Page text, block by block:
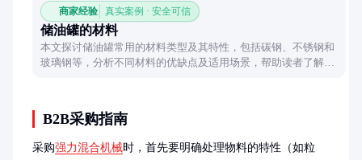
商家经验 真实案例 · 安全可信
储油罐的材料
本文探讨储油罐常用的材料类型及其特性，包括碳钢、不锈钢和
玻璃钢等，分析不同材料的优缺点及适用场景，帮助读者了解如
B2B采购指南
采购强力混合机械时，首先要明确处理物料的特性（如粒